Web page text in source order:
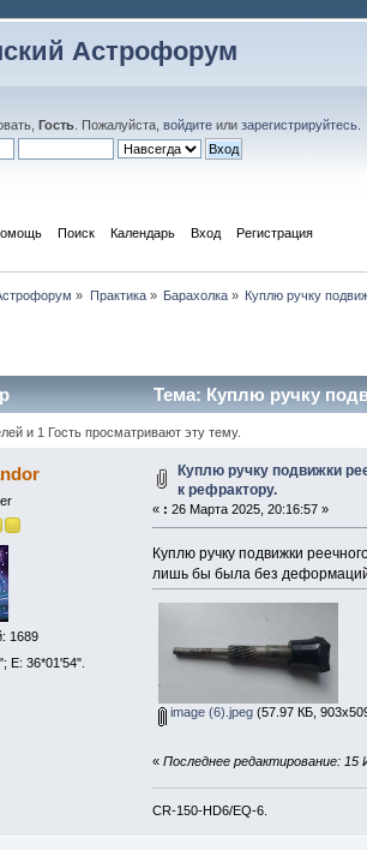
Астрофорум
Гость . Пожалуйста, войдите или зарегистрируйтесь
Поиск Календарь Вход Регистрация
» Практика» Барахолка» Куплю ручку
Тема: Куплю ручку
и 1 Гость просматривают эту тему.
1689
E: 36*01'54".
Куплю ручку подвижки
к рефрактору.
« : 26 Марта 2025, 20:16:57 »
Куплю ручку подвижки
лишь бы была без
image (6).jpeg(57.97 КБ,
« Последнее редактирование: 15
CR-150-HD6/EQ-6.